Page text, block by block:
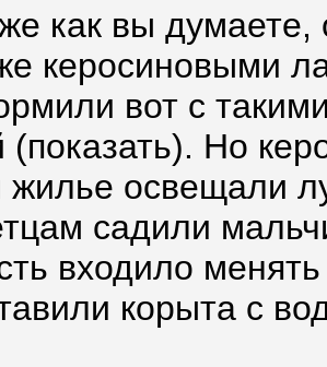
как вы думаете,
керосиновыми
вот с
Но
освещали
садили
входило
корыта с